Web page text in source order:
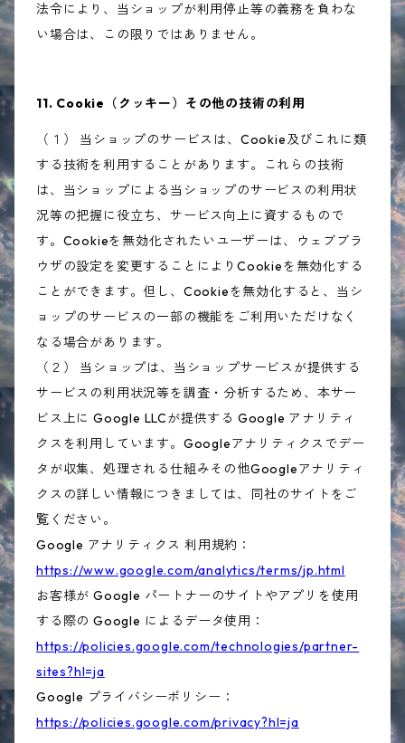
法令により、当ショップが利用停止等の義務を負わな
い場合は、この限りではありません。
11. Cookie（クッキー）その他の技術の利用
（１） 当ショップのサービスは、Cookie及びこれに類
する技術を利用することがあります。これらの技術
は、当ショップによる当ショップのサービスの利用状
況等の把握に役立ち、サービス向上に資するもので
す。Cookieを無効化されたいユーザーは、ウェブブラ
ウザの設定を変更することによりCookieを無効化する
ことができます。但し、Cookieを無効化すると、当シ
ョップのサービスの一部の機能をご利用いただけなく
なる場合があります。
（２） 当ショップは、当ショップサービスが提供する
サービスの利用状況等を調査・分析するため、本サー
ビス上に Google LLCが提供する Google アナリティ
クスを利用しています。Googleアナリティクスでデー
タが収集、処理される仕組みその他Googleアナリティ
クスの詳しい情報につきましては、同社のサイトをご
覧ください。
Google アナリティクス 利用規約：
https://www.google.com/analytics/terms/jp.html
お客様が Google パートナーのサイトやアプリを使用
する際の Google によるデータ使用：
https://policies.google.com/technologies/partner-
sites?hl=ja
Google プライバシーポリシー：
https://policies.google.com/privacy?hl=ja